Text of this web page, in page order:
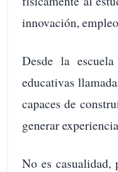
innovación,
Desde la
educativas
capaces de
generar
No es casualidad,